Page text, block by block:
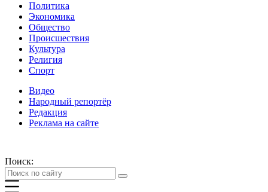
Политика
Экономика
Общество
Происшествия
Культура
Религия
Спорт
Видео
Народный репортёр
Редакция
Реклама на сайте
Поиск: